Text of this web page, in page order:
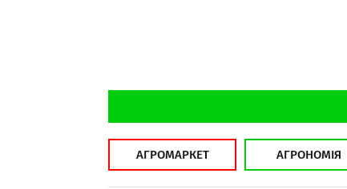
АГРОМАРКЕТ АГРОНОМІЯ